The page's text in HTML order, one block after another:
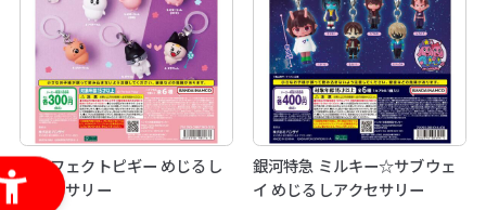
パーフェクトピギー めじるし
アクセサリー
銀河特急 ミルキー☆サブウェ
イ めじるしアクセサリー